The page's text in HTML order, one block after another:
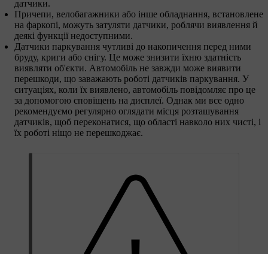
датчики.
Причепи, велобагажники або інше обладнання, встановлене
на фаркопі, можуть затуляти датчики, роблячи виявлення й
деякі функції недоступними.
Датчики паркування чутливі до накопичення перед ними
бруду, криги або снігу. Це може знизити їхню здатність
виявляти об'єкти. Автомобіль не завжди може виявити
перешкоди, що заважають роботі датчиків паркування. У
ситуаціях, коли їх виявлено, автомобіль повідомляє про це
за допомогою сповіщень на дисплеї. Однак ми все одно
рекомендуємо регулярно оглядати місця розташування
датчиків, щоб переконатися, що області навколо них чисті, і
їх роботі ніщо не перешкоджає.